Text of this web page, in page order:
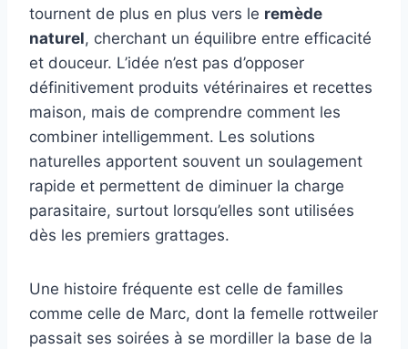
tournent de plus en plus vers le remède
naturel, cherchant un équilibre entre efficacité
et douceur. L’idée n’est pas d’opposer
définitivement produits vétérinaires et recettes
maison, mais de comprendre comment les
combiner intelligemment. Les solutions
naturelles apportent souvent un soulagement
rapide et permettent de diminuer la charge
parasitaire, surtout lorsqu’elles sont utilisées
dès les premiers grattages.
Une histoire fréquente est celle de familles
comme celle de Marc, dont la femelle rottweiler
passait ses soirées à se mordiller la base de la